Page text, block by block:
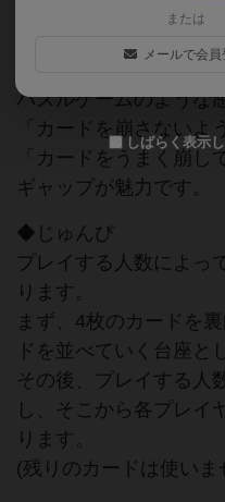
ドが崩れる」とい
パズルゲームのような
「カードを崩さないよ
「カードをうまく崩
ギャップが魅力です。
◆じゅんび
プレイする人数によっ
ります。
まず、4枚のカードを
ドを並べていく台座と
その後、プレイする人
し、そこから各プレ
ります。
(残りのカードは使いま
または
メールで会員
しばらく表示